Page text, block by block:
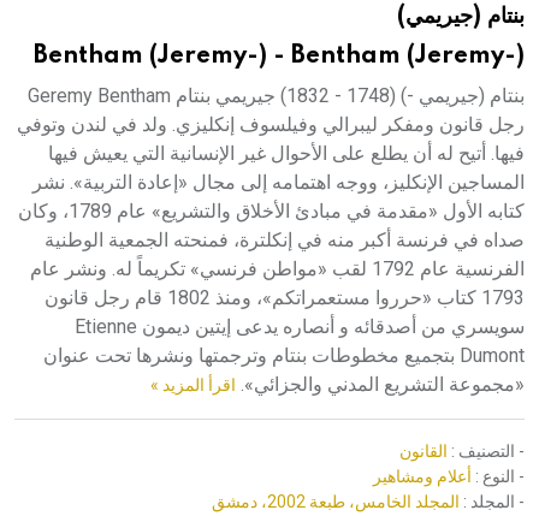
هيئة الموسوعة العربية تطلق موسوعات جديدة في عام 2026بنتام (جيريمي)
Bentham (Jeremy-) - Bentham (Jeremy-)
بنتام (جيريمي -) (1748 - 1832) جيريمي بنتام Geremy Bentham
رجل قانون ومفكر ليبرالي وفيلسوف إنكليزي. ولد في لندن وتوفي
فيها. أتيح له أن يطلع على الأحوال غير الإنسانية التي يعيش فيها
المساجين الإنكليز، ووجه اهتمامه إلى مجال «إعادة التربية». نشر
كتابه الأول «مقدمة في مبادئ الأخلاق والتشريع» عام 1789، وكان
صداه في فرنسة أكبر منه في إنكلترة، فمنحته الجمعية الوطنية
الفرنسية عام 1792 لقب «مواطن فرنسي» تكريماً له. ونشر عام
1793 كتاب «حرروا مستعمراتكم»، ومنذ 1802 قام رجل قانون
سويسري من أصدقائه و أنصاره يدعى إيتين ديمون Etienne
Dumont بتجميع مخطوطات بنتام وترجمتها ونشرها تحت عنوان
«مجموعة التشريع المدني والجزائي». اقرأ المزيد »
- التصنيف : القانون
- النوع : أعلام ومشاهير
- المجلد : المجلد الخامس، طبعة 2002، دمشق